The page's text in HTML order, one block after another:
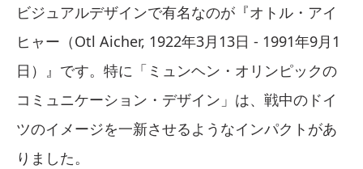
ビジュアルデザインで有名なのが『オトル・アイ
ヒャー（Otl Aicher, 1922年3月13日 - 1991年9月1
日）』です。特に「ミュンヘン・オリンピックの
コミュニケーション・デザイン」は、戦中のドイ
ツのイメージを一新させるようなインパクトがあ
りました。